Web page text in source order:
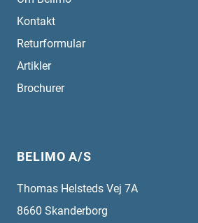
Kontakt
Returformular
Artikler
Brochurer
BELIMO A/S
Thomas Helsteds Vej 7A
8660 Skanderborg